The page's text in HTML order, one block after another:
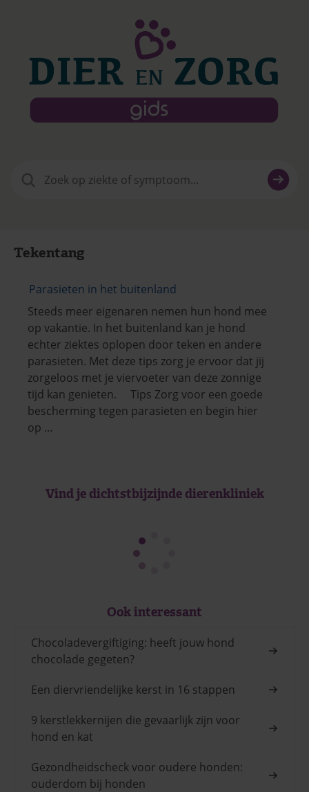
naar:
Tekentang
Parasieten in het buitenland
Steeds meer eigenaren nemen hun hond mee
op vakantie. In het buitenland kan je hond
echter ziektes oplopen door teken en andere
parasieten. Met deze tips zorg je ervoor dat jij
zorgeloos met je viervoeter van deze zonnige
tijd kan genieten. Tips Zorg voor een goede
bescherming tegen parasieten en begin hier
op …
Vind je dichtstbijzijnde dierenkliniek
Ook interessant
Chocoladevergiftiging: heeft jouw hond
chocolade gegeten?
Een diervriendelijke kerst in 16 stappen
9 kerstlekkernijen die gevaarlijk zijn voor
hond en kat
Gezondheidscheck voor oudere honden:
ouderdom bij honden